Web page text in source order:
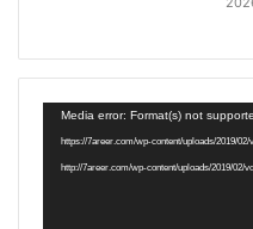
Media error: Format(s) not